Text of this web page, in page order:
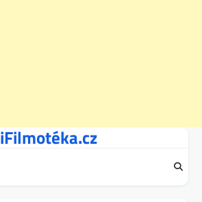
iFilmotéka.cz